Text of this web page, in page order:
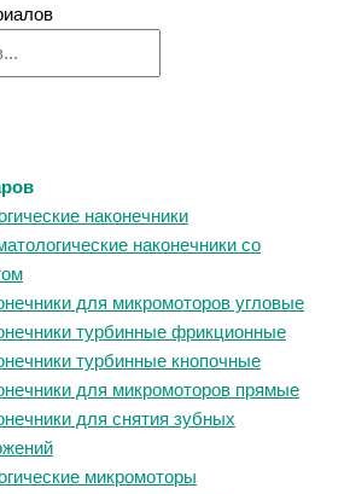
наконечники
наконечники со
для микромоторов угловые
турбинные фрикционные
турбинные кнопочные
для микромоторов прямые
для снятия зубных
микромоторы